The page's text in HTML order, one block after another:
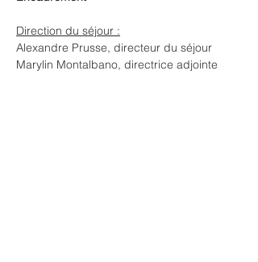
Direction du séjour :
Alexandre Prusse, directeur du séjour
Marylin Montalbano, directrice adjointe